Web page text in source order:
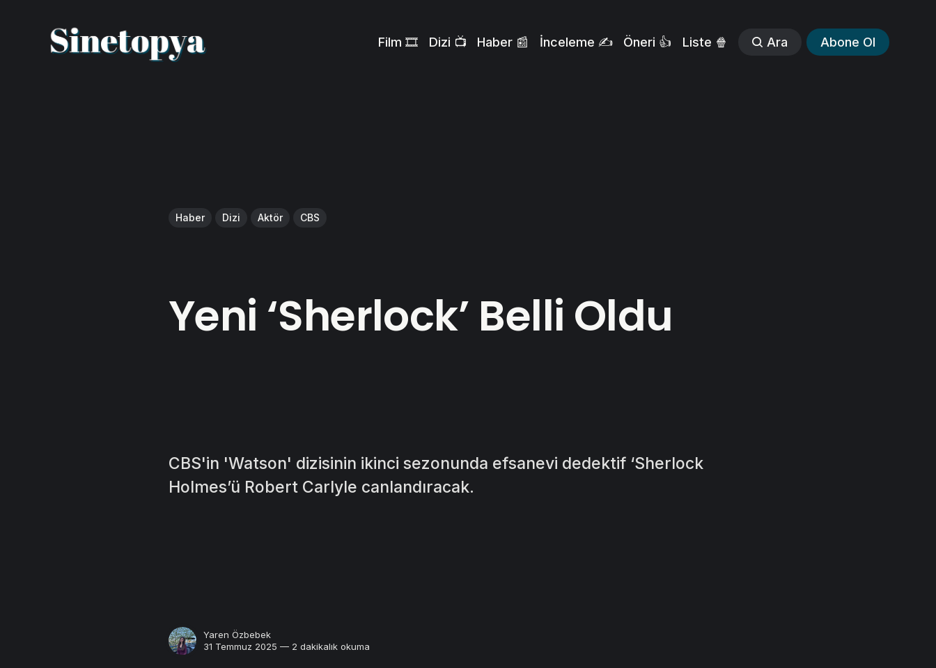
Film 🎞️ Dizi 📺 Haber 📰 İnceleme ✍️ Öneri 👍 Liste 🍿 Ara Abone Ol
Haber Dizi Aktör CBS
Yeni ‘Sherlock’ Belli Oldu
CBS'in 'Watson' dizisinin ikinci sezonunda efsanevi dedektif ‘Sherlock
Holmes’ü Robert Carlyle canlandıracak.
Yaren Özbebek
31 Temmuz 2025 — 2 dakikalık okuma